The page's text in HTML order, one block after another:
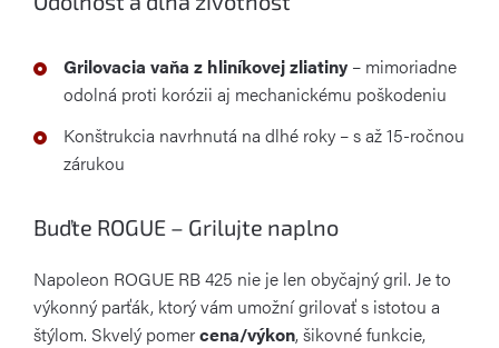
Grilovacia vaňa z hliníkovej zliatiny – mimoriadne
odolná proti korózii aj mechanickému poškodeniu
Konštrukcia navrhnutá na dlhé roky – s až 15-ročnou
zárukou
Buďte ROGUE – Grilujte naplno
Napoleon ROGUE RB 425 nie je len obyčajný gril. Je to
výkonný parťák, ktorý vám umožní grilovať s istotou a
štýlom. Skvelý pomercena/výkon, šikovné funkcie,